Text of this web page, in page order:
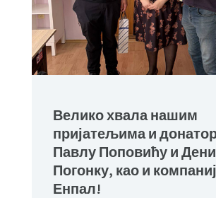
Велико хвала нашим
пријатељима и
Павлу Поповићу и
Погонку, као и
Енпал!